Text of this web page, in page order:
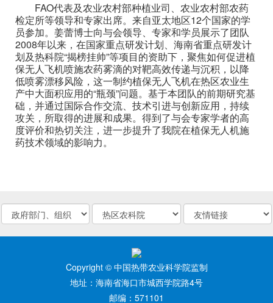
FAO代表及农业农村部种植业司、农业农村部农药
检定所等领导和专家出席。来自亚太地区12个国家的学
员参加。姜蕾博士向与会领导、专家和学员展示了团队
2008年以来，在国家重点研发计划、海南省重点研发计
划及热科院“揭榜挂帅”等项目的资助下，聚焦如何促进植
保无人飞机喷施农药雾滴的对靶高效传递与沉积，以降
低喷雾漂移风险，这一制约植保无人飞机在热区农业生
产中大面积应用的“瓶颈”问题。基于本团队的前期研究基
础，并通过国际合作交流、技术引进与创新应用，持续
攻关，所取得的进展和成果。得到了与会专家学者的高
度评价和热切关注，进一步提升了我院在植保无人机施
药技术领域的影响力。
Copyright © 中国热带农业科学院监制
地址：海南省海口市城西学院路4号
邮编：571101